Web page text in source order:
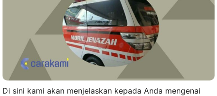
Di sini kami akan menjelaskan kepada Anda mengenai